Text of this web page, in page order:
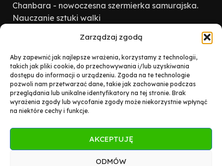
Zarządzaj zgodą
Aby zapewnić jak najlepsze wrażenia, korzystamy z technologii,
takich jak pliki cookie, do przechowywania i/lub uzyskiwania
dostępu do informacji o urządzeniu. Zgoda na te technologie
pozwoli nam przetwarzać dane, takie jak zachowanie podczas
przeglądania lub unikalne identyfikatory na tej stronie. Brak
wyrażenia zgody lub wycofanie zgody może niekorzystnie wpłynąć
na niektóre cechy i funkcje.
AKCEPTUJĘ
ODMÓW
Chanbara - nowoczesna szermierka samurajska.
Nauczanie sztuki walki
Ursynów - Na forum, wewnątrz dużej szkoły przy ul.
poniedziałki 19.30 – 21.00
Saska Kępa - Na sali gimn. w Szkole Podst. 168 przy ul.
Zwycięzców 44 (róg Międzynarodowej) czwartki 20.00 –
21.30
Telefon: 22 672 56 17
E-mail: chanbara@chanbara.pl